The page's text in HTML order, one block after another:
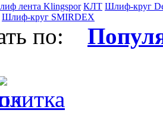
лента Klingspor КЛТ Шлиф-круг
Шлиф-круг SMIRDEX
по: